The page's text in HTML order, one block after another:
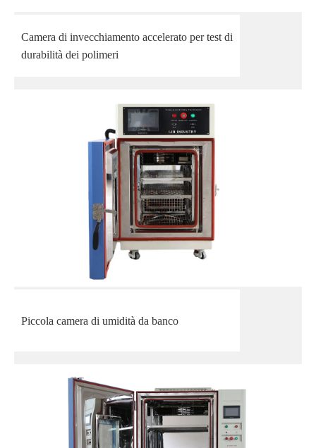
Camera di invecchiamento accelerato per test di
durabilità dei polimeri
Piccola camera di umidità da banco